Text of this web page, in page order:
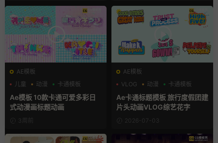
AE模板
儿童
动漫 卡通模板
Ae模板 10款卡通可爱多彩日
式动漫画标题动画
3周前
AE模板
VLOG
动漫 卡通模板
Ae卡通标题模板 旅行度假团建
片头动画VLOG综艺花字
2026-07-03